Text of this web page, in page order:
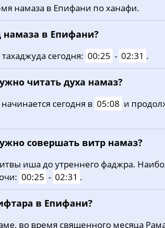
03:04 05:13 12:29
03:07 05:15
03:10 05:16 12:29
03:21 05:23 12:28
03:24 05:25 12:27
03:27 05:27
03:29 05:29
03:32 05:31 12:26
намаза в Епифани по ханафи.
намаза в Епифани?
сегодня: 00:25 - 02:31 .
читать духа намаз?
сегодня в 05:08 и
совершать витр намаз?
иша до утреннего фаджра.
00:25 - 02:31 .
в Епифани?
во время священного месяца